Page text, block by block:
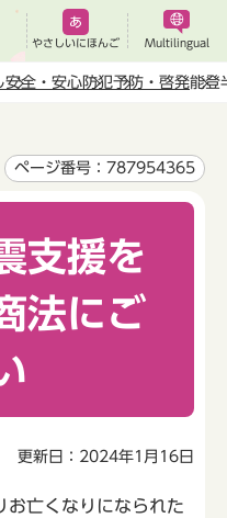
やさしいにほんご Multilingual
安全・安心防犯予防・啓発能登
ページ番号：787954365
支援を
法にご
更新日：2024年1月16日
亡くなりになられた